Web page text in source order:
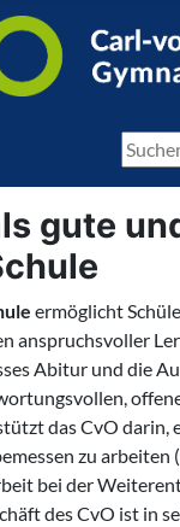
Seite
gute
ermöglicht
anspruchsvoller
Abitur und die
das CvO darin,
zu arbeiten
bei der
des CvO ist in